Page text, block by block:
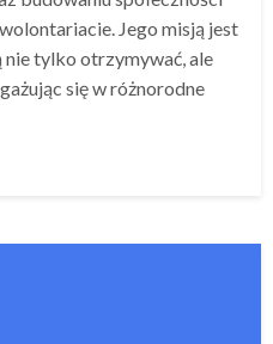
Jego misją jest
nie tylko otrzymywać, ale
się w różnorodne